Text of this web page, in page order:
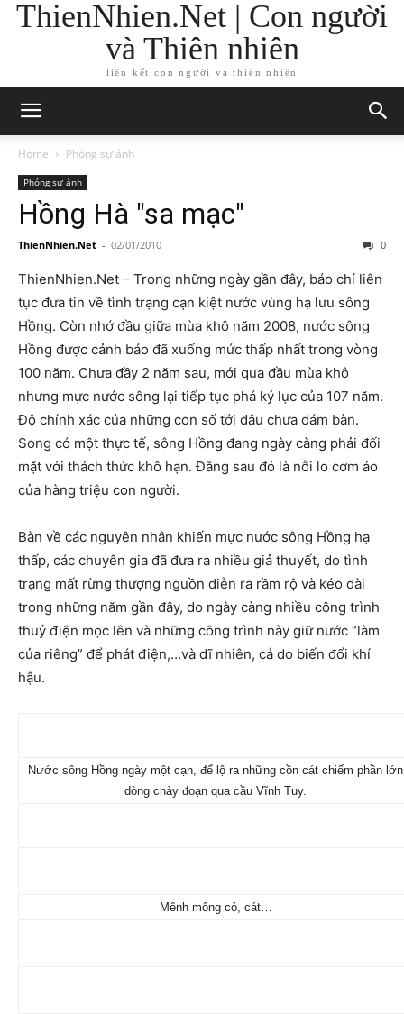
ThienNhien.Net | Con người
và Thiên nhiên
liên kết con người và thiên nhiên
Home Phóng sự ảnh
Phóng sự ảnh
Hồng Hà "sa mạc"
ThienNhien.Net - 02/01/2010 0
ThienNhien.Net – Trong những ngày gần đây, báo chí liên
tục đưa tin về tình trạng cạn kiệt nước vùng hạ lưu sông
Hồng. Còn nhớ đầu giữa mùa khô năm 2008, nước sông
Hồng được cảnh báo đã xuống mức thấp nhất trong vòng
100 năm. Chưa đầy 2 năm sau, mới qua đầu mùa khô
nhưng mực nước sông lại tiếp tục phá kỷ lục của 107 năm.
Độ chính xác của những con số tới đâu chưa dám bàn.
Song có một thực tế, sông Hồng đang ngày càng phải đối
mặt với thách thức khô hạn. Đằng sau đó là nỗi lo cơm áo
của hàng triệu con người.
Bàn về các nguyên nhân khiến mực nước sông Hồng hạ
thấp, các chuyên gia đã đưa ra nhiều giả thuyết, do tình
trạng mất rừng thượng nguồn diễn ra rầm rộ và kéo dài
trong những năm gần đây, do ngày càng nhiều công trình
thuỷ điện mọc lên và những công trình này giữ nước “làm
của riêng” để phát điện,…và dĩ nhiên, cả do biến đổi khí
hậu.
Nước sông Hồng ngày một cạn, để lộ ra những cồn cát chiếm phần lớn
dòng chảy đoạn qua cầu Vĩnh Tuy.
Mênh mông cỏ, cát…